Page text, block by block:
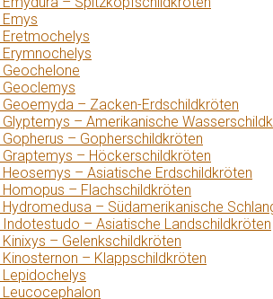
Eretmochelys
Geochelone
Geoclemys
Geoemyda – Zacken-Erdschildkröten
Glyptemys – Amerikanische
Gopherus – Gopherschildkröten
Graptemys – Höckerschildkröten
Heosemys – Asiatische Erdschildkröten
Homopus – Flachschildkröten
Hydromedusa – Südamerikanische
Indotestudo – Asiatische Landschildkröten
– Gelenkschildkröten
Kinosternon – Klappschildkröten
Lepidochelys
Leucocephalon